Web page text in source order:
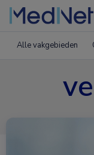
Alle vakgebieden